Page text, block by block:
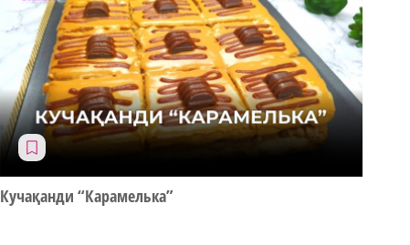
Кучақанди “Карамелька”